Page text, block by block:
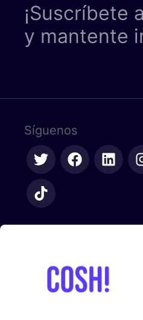
¡Suscríbete
y mantente
Síguenos